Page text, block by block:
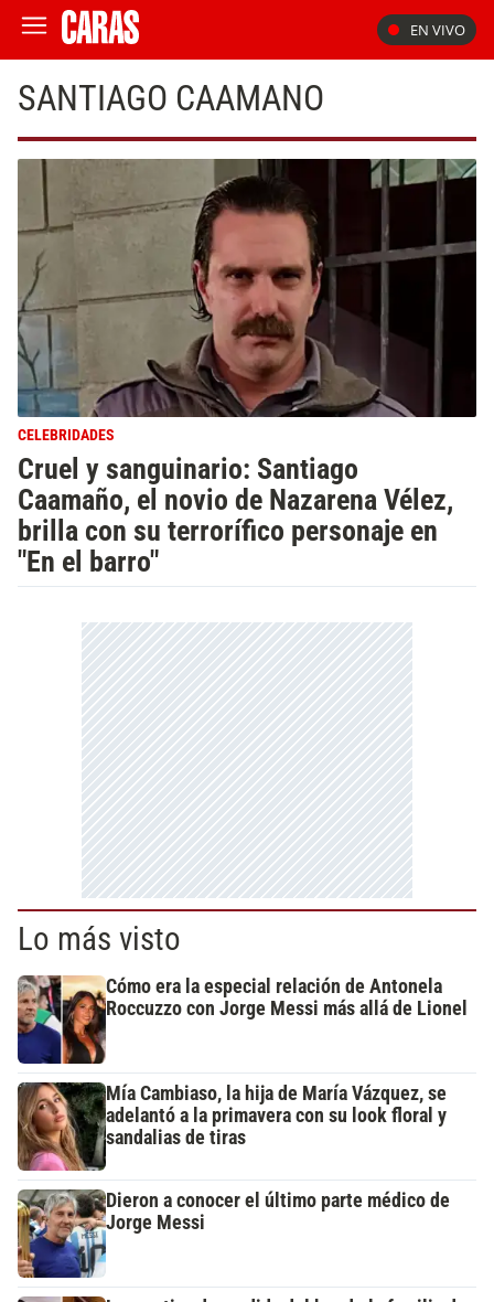
EN VIVO
SANTIAGO CAAMANO
CELEBRIDADES
Cruel y sanguinario: Santiago
Caamaño, el novio de Nazarena Vélez,
brilla con su terrorífico personaje en
"En el barro"
Lo más visto
Cómo era la especial relación de Antonela
Roccuzzo con Jorge Messi más allá de Lionel
Mía Cambiaso, la hija de María Vázquez, se
adelantó a la primavera con su look floral y
sandalias de tiras
Dieron a conocer el último parte médico de
Jorge Messi